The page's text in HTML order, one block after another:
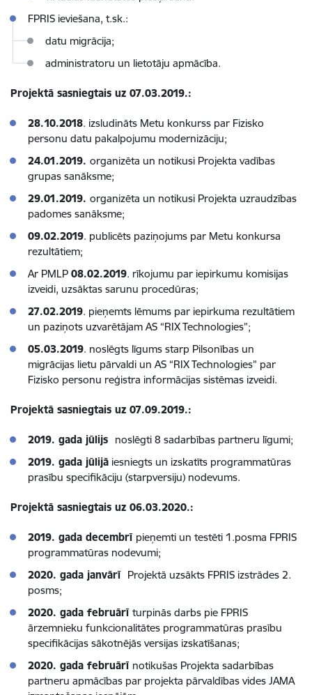
FPRIS ieviešana, t.sk.:
datu migrācija;
administratoru un lietotāju apmācība.
Projektā sasniegtais uz 07.03.2019.:
28.10.2018. izsludināts Metu konkurss par Fizisko
personu datu pakalpojumu modernizāciju;
24.01.2019. organizēta un notikusi Projekta vadības
grupas sanāksme;
29.01.2019. organizēta un notikusi Projekta uzraudzības
padomes sanāksme;
09.02.2019. publicēts paziņojums par Metu konkursa
rezultātiem;
Ar PMLP 08.02.2019. rīkojumu par iepirkumu komisijas
izveidi, uzsāktas sarunu procedūras;
27.02.2019. pieņemts lēmums par iepirkuma rezultātiem
un paziņots uzvarētājam AS “RIX Technologies”;
05.03.2019. noslēgts līgums starp Pilsonības un
migrācijas lietu pārvaldi un AS “RIX Technologies” par
Fizisko personu reģistra informācijas sistēmas izveidi.
Projektā sasniegtais uz 07.09.2019.:
2019. gada jūlijs noslēgti 8 sadarbības partneru līgumi;
2019. gada jūlijā iesniegts un izskatīts programmatūras
prasību specifikāciju (starpversiju) nodevums.
Projektā sasniegtais uz 06.03.2020.:
2019. gada decembrī pieņemti un testēti 1.posma FPRIS
programmatūras nodevumi;
2020. gada janvārī Projektā uzsākts FPRIS izstrādes 2.
posms;
2020. gada februārī turpinās darbs pie FPRIS
ārzemnieku funkcionalitātes programmatūras prasību
specifikācijas sākotnējās versijas izskatīšanas;
2020. gada februārī notikušas Projekta sadarbības
partneru apmācības par projekta pārvaldības vides JAMA